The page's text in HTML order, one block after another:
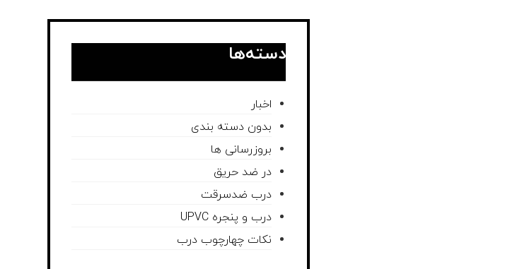
دسته‌ها
اخبار
بدون دسته بندی
بروزرسانی ها
در ضد حریق
درب ضدسرقت
درب و پنجره UPVC
نکات چهارچوب درب